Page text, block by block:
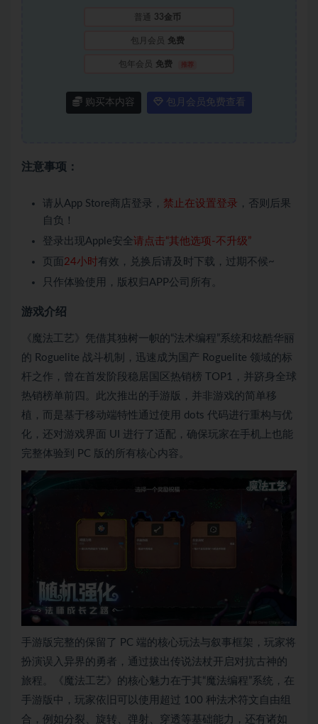
普通 33金币
包月会员 免费
包年会员 免费 推荐
购买本内容 包月会员免费查看
注意事项：
请从App Store商店登录， 禁止在设置登录 ，否则后果
自负！
登录出现Apple安全请点击“其他选项-不升级”
页面 24小时有效，兑换后请及时下载，过期不候~
只作体验使用，版权归APP公司所有。
游戏介绍
《魔法工艺》凭借其独树一帜的“法术编程”系统和炫酷华丽
的 Roguelite 战斗机制，迅速成为国产 Roguelite 领域的标
杆之作，曾在首发阶段稳居国区热销榜 TOP1，并跻身全球
热销榜单前四。此次推出的手游版，并非游戏的简单移
植，而是基于移动端特性通过使用 dots 代码进行重构与优
化，还对游戏界面 UI 进行了适配，确保玩家在手机上也能
完整体验到 PC 版的所有核心内容。
手游版完整的保留了 PC 端的核心玩法与叙事框架，玩家将
扮演误入异界的勇者，通过拔出传说法杖开启对抗古神的
旅程。《魔法工艺》的核心魅力在于其“魔法编程”系统，在
手游版中，玩家依旧可以使用超过 100 种法术符文自由组
合，例如分裂、旋转、弹射、穿透等基础能力，还有诸如